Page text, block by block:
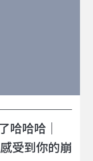
哈哈哈｜
受到你的崩